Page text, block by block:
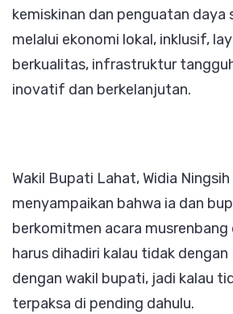
kemiskinan dan penguatan daya
melalui ekonomi lokal, inklusif,
berkualitas, infrastruktur
inovatif dan berkelanjutan.
Wakil Bupati Lahat, Widia Ningsih
menyampaikan bahwa ia dan
berkomitmen acara musrenbang
harus dihadiri kalau tidak
dengan wakil bupati, jadi kalau
terpaksa di pending dahulu.